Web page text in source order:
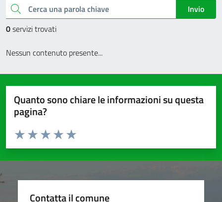
Cerca una parola chiave
Invio
0servizi trovati
Nessun contenuto presente...
Quanto sono chiare le informazioni su questa
pagina?
Valuta da 1 a 5 stelle la pagina
Valuta 5 stelle su 5
Valuta 4 stelle su 5
Valuta 3 stelle su 5
Valuta 2 stelle su 5
Valuta 1 stelle su 5
Contatta il comune